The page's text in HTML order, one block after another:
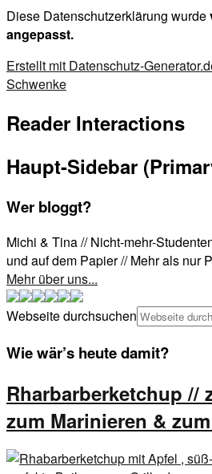
Diese Datenschutzerklärung wurde
angepasst.
Erstellt mit Datenschutz-
Schwenke
Reader Interactions
Haupt-Sidebar
Wer bloggt?
Michi & Tina // Nicht-mehr-
und auf dem Papier // Mehr als nur
Mehr über uns...
Webseite durchsuchen
Wie wär’s heute damit?
Rharbarberketchup //
zum Marinieren &